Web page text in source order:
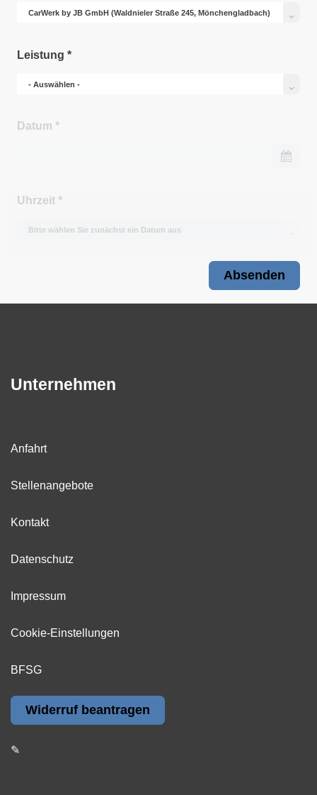
Leistung *
Datum *
Uhrzeit *
Absenden
Unternehmen
Anfahrt
Stellenangebote
Kontakt
Datenschutz
Impressum
Cookie-Einstellungen
BFSG
Widerruf beantragen
✎